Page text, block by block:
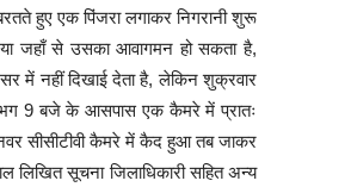
हुए एक पिंजरा लगाकर निगरानी शुरू
जहाँ से उसका आवागमन हो सकता है,
में नहीं दिखाई देता है, लेकिन शुक्रवार
लगभग 9 बजे के आसपास एक कैमरे में प्रातः
सीसीटीवी कैमरे में कैद हुआ तब जाकर
लिखित सूचना जिलाधिकारी सहित अन्य